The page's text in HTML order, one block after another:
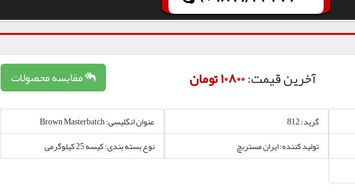
مقایسه محصولات آخرین قیمت:10800 تومان
گرید: 812
عنوان انگلیسی: Brown Masterbatch
تولید کننده: ایران مستربچ
نوع بسته بندی: کیسه 25 کیلوگرمی